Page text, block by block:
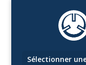
Sélectionner